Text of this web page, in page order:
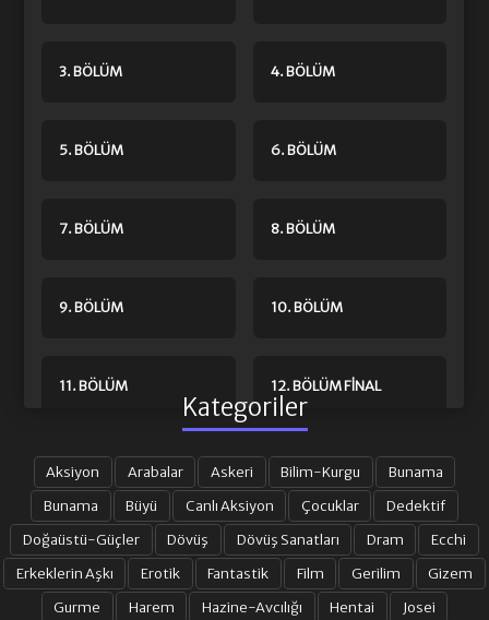
3. BÖLÜM 4. BÖLÜM
5. BÖLÜM 6. BÖLÜM
7. BÖLÜM 8. BÖLÜM
9. BÖLÜM 10. BÖLÜM
11. BÖLÜM 12. BÖLÜM FINAL
Kategoriler
Aksiyon Arabalar Askeri Bilim-Kurgu
Bunama
Bunama
Büyü Canlı Aksiyon Çocuklar
Dedektif
Doğaüstü-Güçler
Dövüş Dövüş Sanatları Dram
Ecchi
Erkeklerin Aşkı
Erotik Fantastik Film Gerilim
Gizem
Gurme
Harem Hazine-Avcılığı Hentai Josei